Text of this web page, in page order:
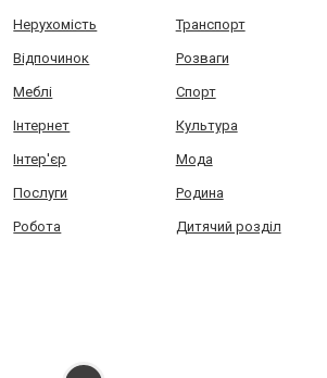
Нерухомість Транспорт
Відпочинок Розваги
Меблі Спорт
Інтернет Культура
Інтер'єр Мода
Послуги Родина
Робота Дитячий розділ